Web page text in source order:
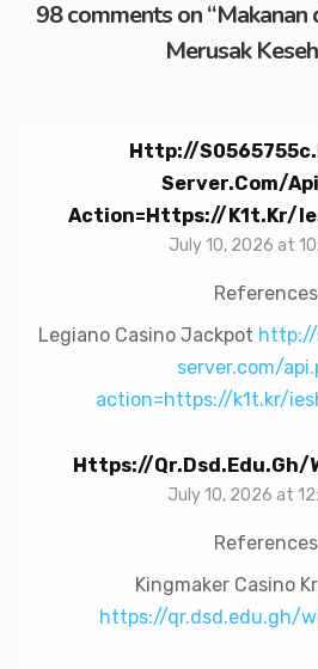
98 comments on “Makanan
Merusak
Http://
Server.com/
Action=https://k1t.kr/
July 10, 2026 at
Legiano Casino Jackpot http://
server.com/
action=https://k1t.kr/
Https://qr.dsd.edu.gh/
July 10, 2026 at
Kingmaker Casino
https://qr.dsd.edu.gh/